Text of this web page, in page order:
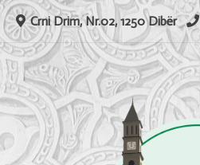
Skip
to
content
Crni Drim, Nr.02, 1250 Dibër